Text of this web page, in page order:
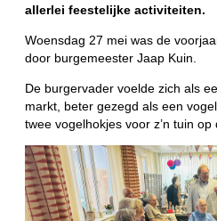
allerlei feestelijke activiteiten.
Woensdag 27 mei was de
door burgemeester Jaap Kuin.
De burgervader voelde zich als
markt, beter gezegd als een
twee vogelhokjes voor z’n tuin op